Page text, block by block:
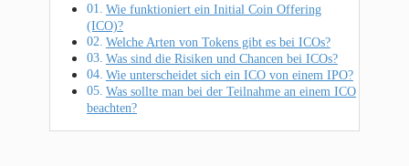
Wie funktioniert ein Initial Coin Offering
(ICO)?
Welche Arten von Tokens gibt es bei ICOs?
Was sind die Risiken und Chancen bei ICOs?
Wie unterscheidet sich ein ICO von einem IPO?
Was sollte man bei der Teilnahme an einem ICO
beachten?